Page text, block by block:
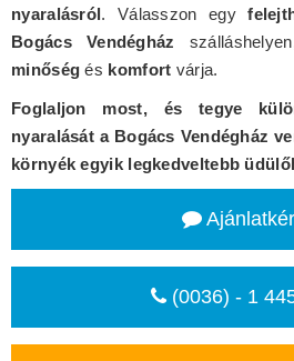
nyaralásról. Válasszon egy
Bogács Vendégház
minőség és komfort várja.
Foglaljon most, és tegye
nyaralását a Bogács Vendégház
környék egyik legkedveltebb
(0036) - 1